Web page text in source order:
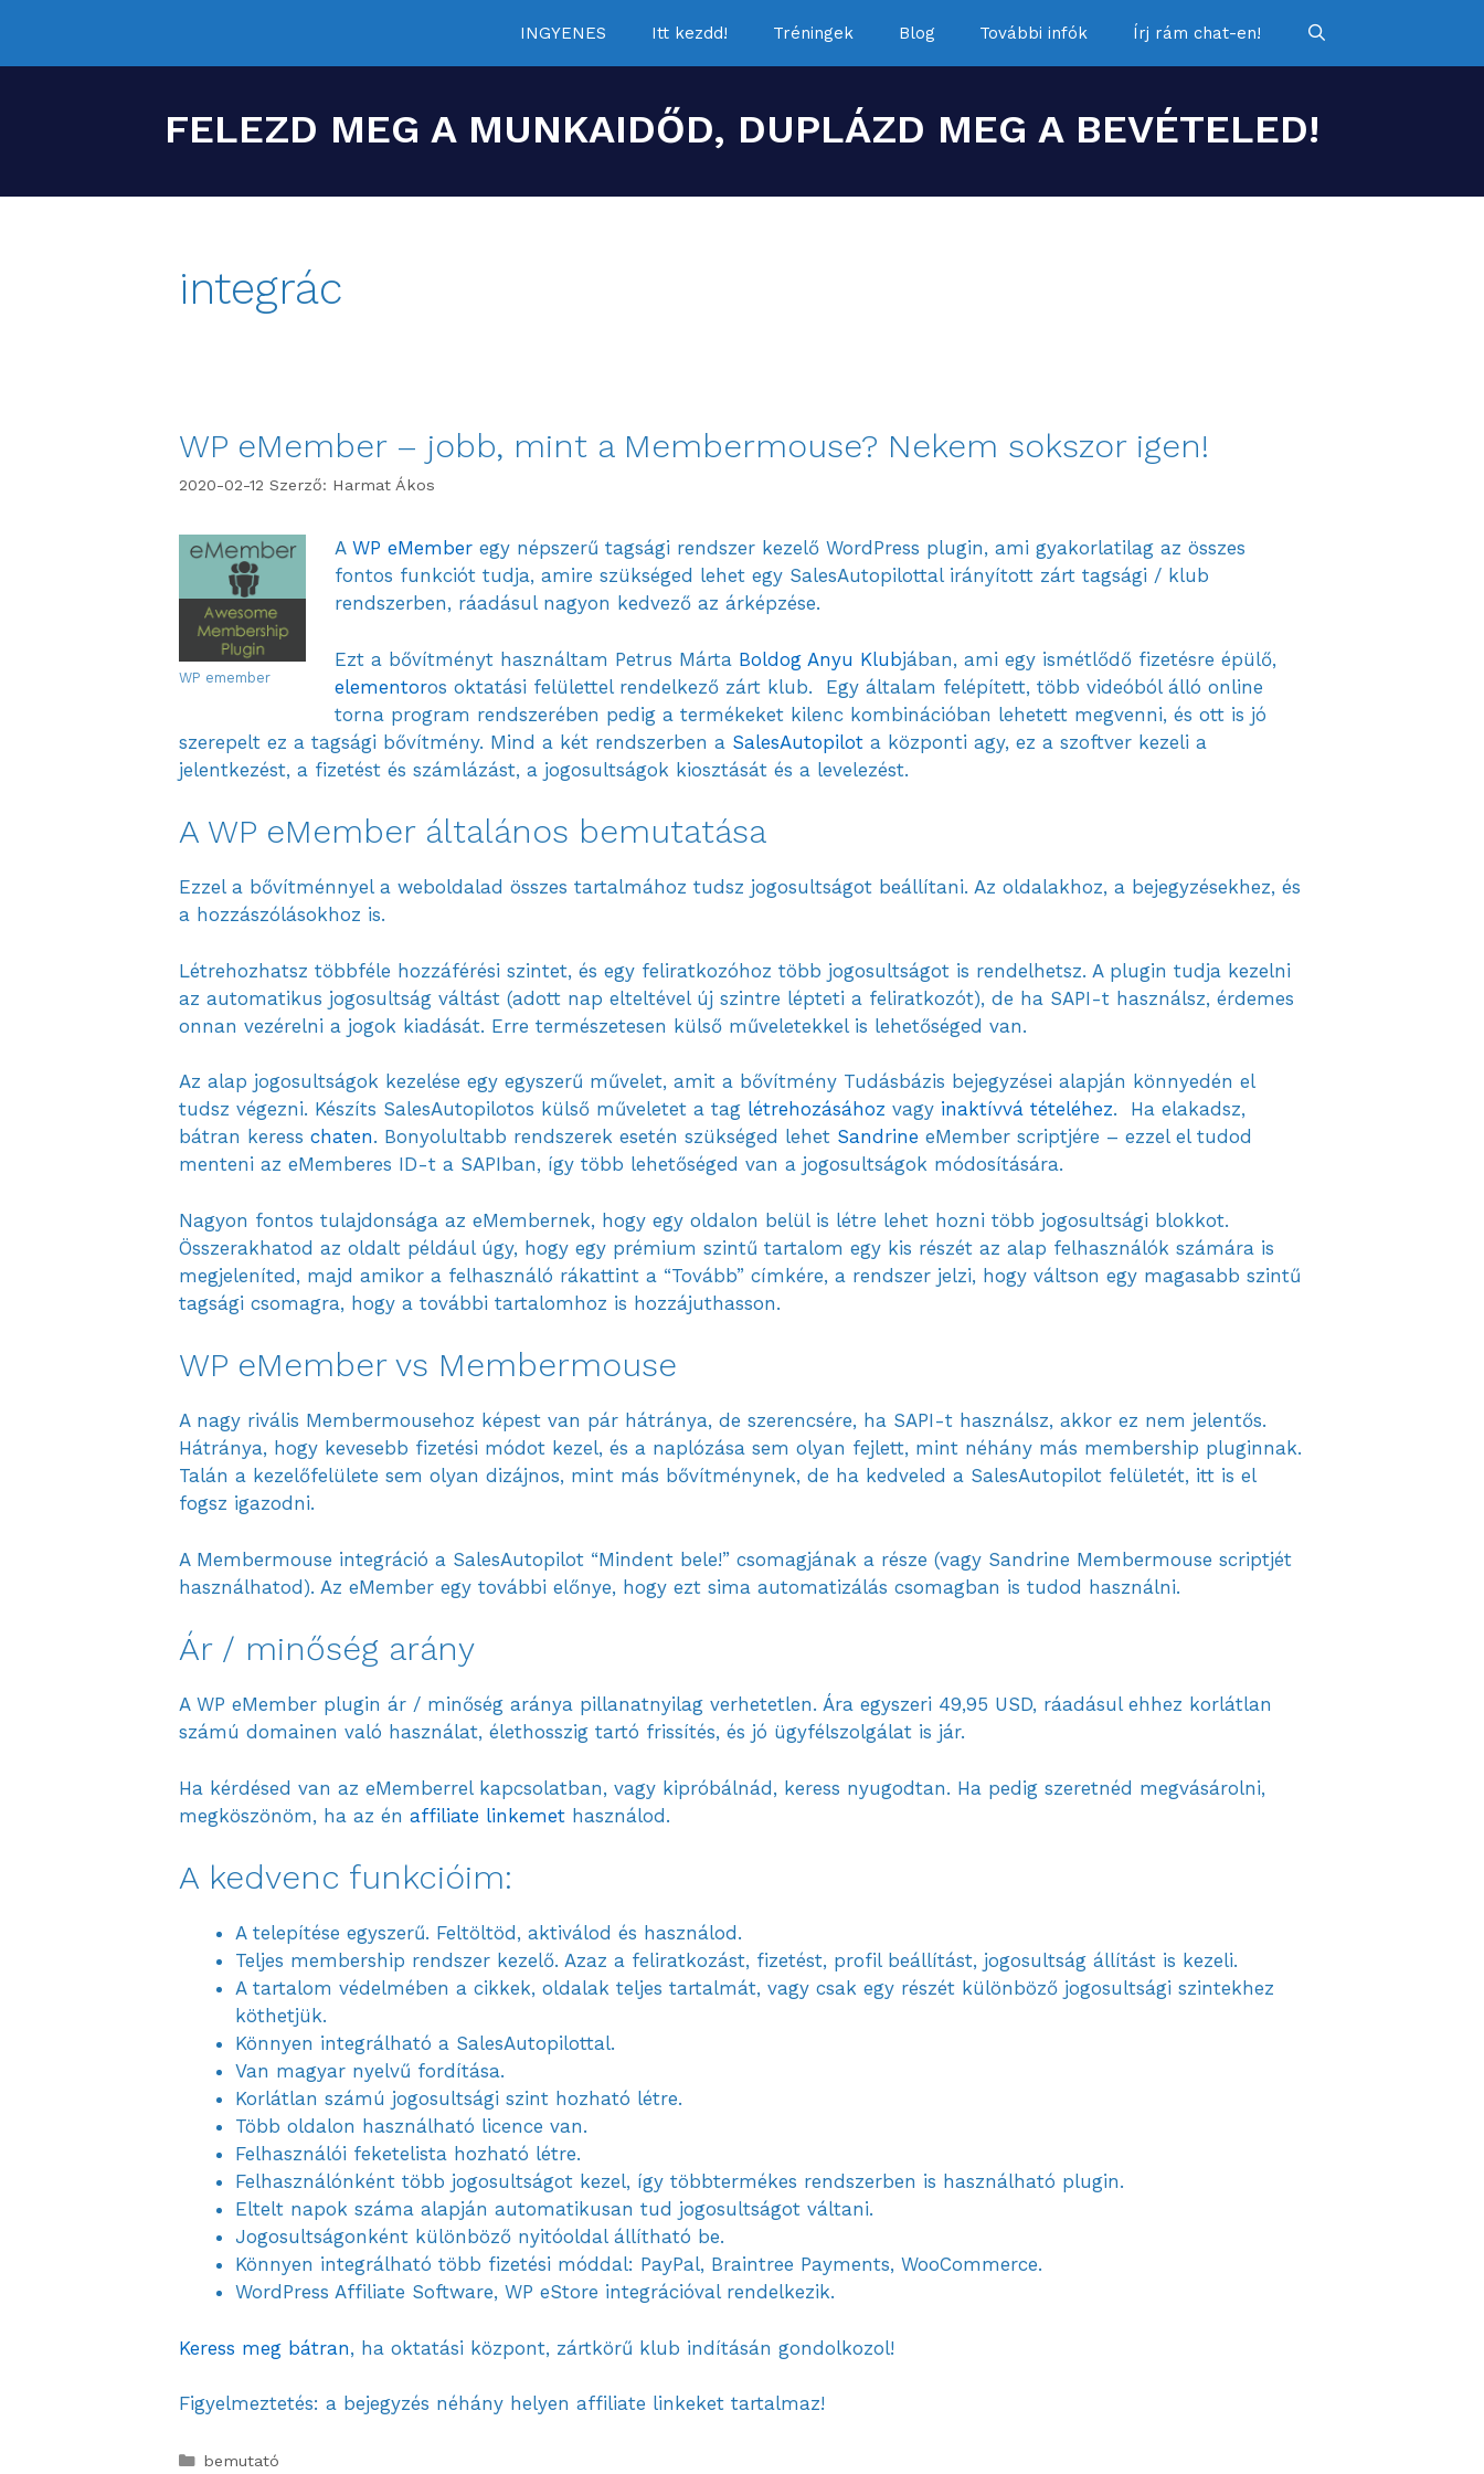
INGYENES Itt kezdd! Tréningek Blog További infók Írj rám chat-en!
FELEZD MEG A MUNKAIDŐD, DUPLÁZD MEG A BEVÉTELED!
integrác
WP eMember – jobb, mint a Membermouse? Nekem sokszor igen!
2020-02-12 Szerző: Harmat Ákos
WP emember
A WP eMemberegy népszerű tagsági rendszer kezelő WordPress plugin, ami gyakorlatilag az összes
fontos funkciót tudja, amire szükséged lehet egy SalesAutopilottal irányított zárt tagsági / klub
rendszerben, ráadásul nagyon kedvező az árképzése.
Ezt a bővítményt használtam Petrus Márta Boldog Anyu Klubjában, ami egy ismétlődő fizetésre épülő,
elementoros oktatási felülettel rendelkező zárt klub. Egy általam felépített, több videóból álló online
torna program rendszerében pedig a termékeket kilenc kombinációban lehetett megvenni, és ott is jó
szerepelt ez a tagsági bővítmény. Mind a két rendszerben a SalesAutopilot a központi agy, ez a szoftver kezeli a
jelentkezést, a fizetést és számlázást, a jogosultságok kiosztását és a levelezést.
A WP eMember általános bemutatása
Ezzel a bővítménnyel a weboldalad összes tartalmához tudsz jogosultságot beállítani. Az oldalakhoz, a bejegyzésekhez, és
a hozzászólásokhoz is.
Létrehozhatsz többféle hozzáférési szintet, és egy feliratkozóhoz több jogosultságot is rendelhetsz. A plugin tudja kezelni
az automatikus jogosultság váltást (adott nap elteltével új szintre lépteti a feliratkozót), de ha SAPI-t használsz, érdemes
onnan vezérelni a jogok kiadását. Erre természetesen külső műveletekkel is lehetőséged van.
Az alap jogosultságok kezelése egy egyszerű művelet, amit a bővítmény Tudásbázis bejegyzései alapján könnyedén el
tudsz végezni. Készíts SalesAutopilotos külső műveletet a tag létrehozásához vagy inaktívvá tételéhez. Ha elakadsz,
bátran keress chaten. Bonyolultabb rendszerek esetén szükséged lehet Sandrine eMember scriptjére – ezzel el tudod
menteni az eMemberes ID-t a SAPIban, így több lehetőséged van a jogosultságok módosítására.
Nagyon fontos tulajdonsága az eMembernek, hogy egy oldalon belül is létre lehet hozni több jogosultsági blokkot.
Összerakhatod az oldalt például úgy, hogy egy prémium szintű tartalom egy kis részét az alap felhasználók számára is
megjeleníted, majd amikor a felhasználó rákattint a “Tovább” címkére, a rendszer jelzi, hogy váltson egy magasabb szintű
tagsági csomagra, hogy a további tartalomhoz is hozzájuthasson.
WP eMember vs Membermouse
A nagy rivális Membermousehoz képest van pár hátránya, de szerencsére, ha SAPI-t használsz, akkor ez nem jelentős.
Hátránya, hogy kevesebb fizetési módot kezel, és a naplózása sem olyan fejlett, mint néhány más membership pluginnak.
Talán a kezelőfelülete sem olyan dizájnos, mint más bővítménynek, de ha kedveled a SalesAutopilot felületét, itt is el
fogsz igazodni.
A Membermouse integráció a SalesAutopilot “Mindent bele!” csomagjának a része (vagy Sandrine Membermouse scriptjét
használhatod). Az eMember egy további előnye, hogy ezt sima automatizálás csomagban is tudod használni.
Ár / minőség arány
A WP eMember plugin ár / minőség aránya pillanatnyilag verhetetlen. Ára egyszeri 49,95 USD, ráadásul ehhez korlátlan
számú domainen való használat, élethosszig tartó frissítés, és jó ügyfélszolgálat is jár.
Ha kérdésed van az eMemberrel kapcsolatban, vagy kipróbálnád, keress nyugodtan. Ha pedig szeretnéd megvásárolni,
megköszönöm, ha az én affiliate linkemet használod.
A kedvenc funkcióim:
A telepítése egyszerű. Feltöltöd, aktiválod és használod.
Teljes membership rendszer kezelő. Azaz a feliratkozást, fizetést, profil beállítást, jogosultság állítást is kezeli.
A tartalom védelmében a cikkek, oldalak teljes tartalmát, vagy csak egy részét különböző jogosultsági szintekhez
köthetjük.
Könnyen integrálható a SalesAutopilottal.
Van magyar nyelvű fordítása.
Korlátlan számú jogosultsági szint hozható létre.
Több oldalon használható licence van.
Felhasználói feketelista hozható létre.
Felhasználónként több jogosultságot kezel, így többtermékes rendszerben is használható plugin.
Eltelt napok száma alapján automatikusan tud jogosultságot váltani.
Jogosultságonként különböző nyitóoldal állítható be.
Könnyen integrálható több fizetési móddal: PayPal, Braintree Payments, WooCommerce.
WordPress Affiliate Software, WP eStore integrációval rendelkezik.
Keress meg bátran, ha oktatási központ, zártkörű klub indításán gondolkozol!
Figyelmeztetés: a bejegyzés néhány helyen affiliate linkeket tartalmaz!
bemutató